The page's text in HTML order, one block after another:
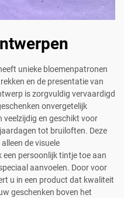
unieke bloemenpatronen
en de presentatie van
is zorgvuldig vervaardigd
onvergetelijk
veelzijdig en geschikt voor
tot bruiloften. Deze
de visuele
persoonlijk tintje toe aan
aanvoelen. Door voor
u in een product dat kwaliteit
geschenken boven het